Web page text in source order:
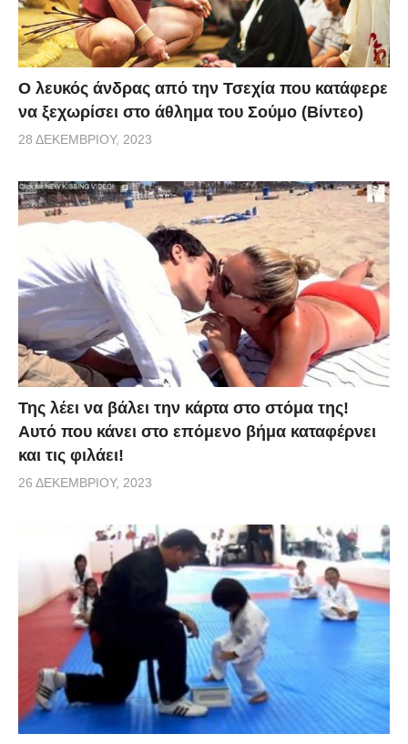
via
Ο λευκός άνδρας από την Τσεχία που κατάφερε
να ξεχωρίσει στο άθλημα του Σούμο (Βίντεο)
28 ΔΕΚΕΜΒΡΊΟΥ, 2023
Της λέει να βάλει την κάρτα στο στόμα της!
Αυτό που κάνει στο επόμενο βήμα καταφέρνει
και τις φιλάει!
26 ΔΕΚΕΜΒΡΊΟΥ, 2023